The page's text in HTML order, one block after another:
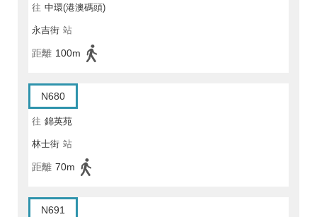
往 中環(港澳碼頭)
永吉街 站
距離 100m
N680
往 錦英苑
林士街 站
距離 70m
N691